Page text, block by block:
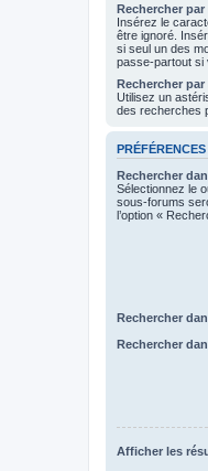
Rechercher
Insérez le
être ignoré.
si seul un des
passe-partout si
Rechercher par
Utilisez un
des recherches
Rechercher
Sélectionnez le
sous-forums
l’option «
Rechercher
Rechercher
Afficher les